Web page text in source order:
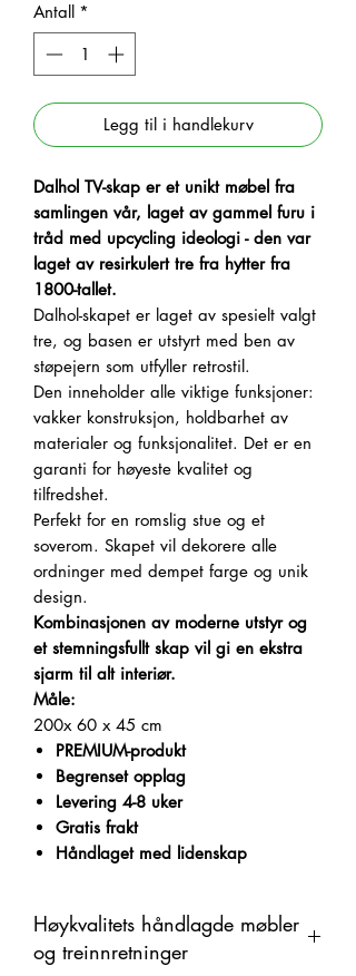
Antall *
Legg til i handlekurv
Dalhol TV-skap er et unikt møbel fra
samlingen vår, laget av gammel furu i
tråd med upcycling ideologi - den var
laget av resirkulert tre fra hytter fra
1800-tallet.
Dalhol-skapet er laget av spesielt valgt
tre, og basen er utstyrt med ben av
støpejern som utfyller retrostil.
Den inneholder alle viktige funksjoner:
vakker konstruksjon, holdbarhet av
materialer og funksjonalitet. Det er en
garanti for høyeste kvalitet og
tilfredshet.
Perfekt for en romslig stue og et
soverom. Skapet vil dekorere alle
ordninger med dempet farge og unik
design.
Kombinasjonen av moderne utstyr og
et stemningsfullt skap vil gi en ekstra
sjarm til alt interiør.
Måle:
200x 60 x 45 cm
PREMIUM-produkt
Begrenset opplag
Levering 4-8 uker
Gratis frakt
Håndlaget med lidenskap
Høykvalitets håndlagde møbler
og treinnretninger